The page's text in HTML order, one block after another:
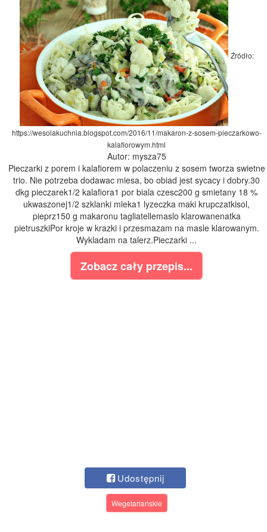
Źródło:
https://wesolakuchnia.blogspot.com/2016/11/makaron-z-sosem-pieczarkowo-
kalafiorowym.html
Autor: mysza75
Pieczarki z porem i kalafiorem w polaczeniu z sosem tworza swietne
trio. Nie potrzeba dodawac miesa, bo obiad jest sycacy i dobry.30
dkg pieczarek1/2 kalafiora1 por biala czesc200 g smietany 18 %
ukwaszonej1/2 szklanki mleka1 lyzeczka maki krupczatkisol,
pieprz150 g makaronu tagliatellemaslo klarowanenatka
pietruszkiPor kroje w krazki i przesmazam na masle klarowanym.
Wykladam na talerz.Pieczarki ...
Zobacz cały przepis...
Udostępnij
Wegetariańskie